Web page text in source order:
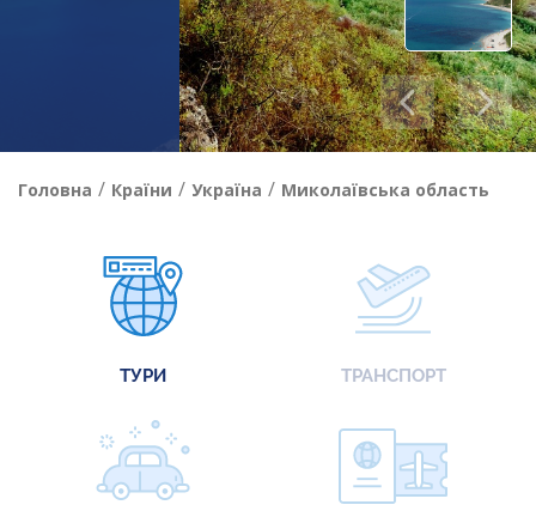
Головна / Країни / Україна / Миколаївська область
ТУРИ ТРАНСПОРТ